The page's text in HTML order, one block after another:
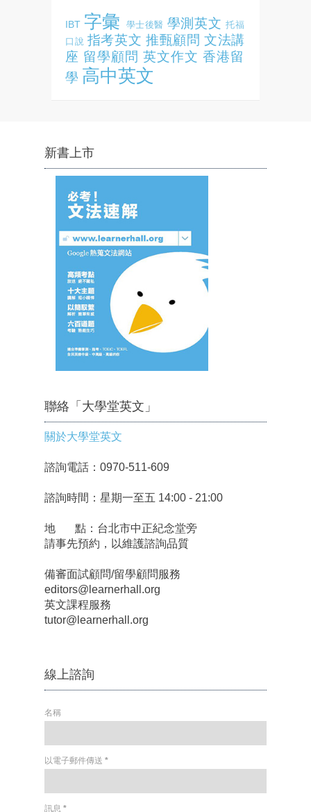
IBT 字彙 學士後醫 學測英文 托福
口說 指考英文 推甄顧問 文法講
座 留學顧問 英文作文 香港留
學 高中英文
新書上市
聯絡「大學堂英文」
關於大學堂英文
諮詢電話：0970-511-609
諮詢時間：星期一至五 14:00 - 21:00
地 點：台北市中正紀念堂旁
請事先預約，以維護諮詢品質
備審面試顧問/留學顧問服務
editors@learnerhall.org
英文課程服務
tutor@learnerhall.org
線上諮詢
名稱
以電子郵件傳送 *
訊息 *